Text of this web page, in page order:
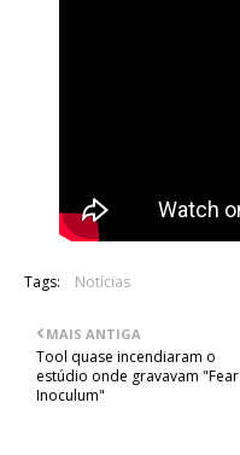
Tags: Notícias
MAIS ANTIGA
Tool quase incendiaram o
estúdio onde gravavam "Fear
Inoculum"